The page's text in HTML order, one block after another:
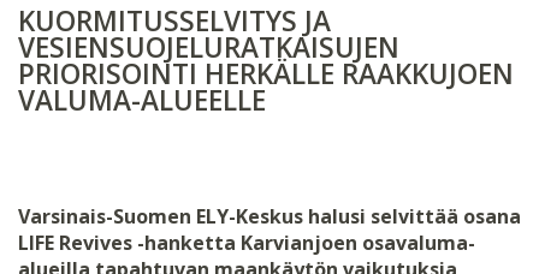
KUORMITUSSELVITYS JA
VESIENSUOJELURATKAISUJEN
PRIORISOINTI HERKÄLLE RAAKKUJOEN
VALUMA-ALUEELLE
Varsinais-Suomen ELY-Keskus halusi selvittää osana
LIFE Revives -hanketta Karvianjoen osavaluma-